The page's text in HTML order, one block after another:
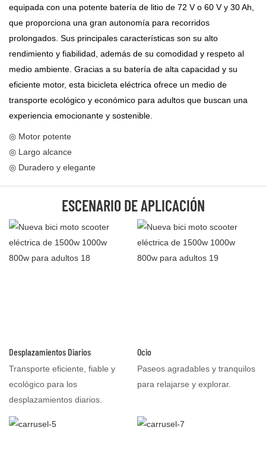
equipada con una potente batería de litio de 72 V o 60 V y 30 Ah,
que proporciona una gran autonomía para recorridos
prolongados. Sus principales características son su alto
rendimiento y fiabilidad, además de su comodidad y respeto al
medio ambiente. Gracias a su batería de alta capacidad y su
eficiente motor, esta bicicleta eléctrica ofrece un medio de
transporte ecológico y económico para adultos que buscan una
experiencia emocionante y sostenible.
◎ Motor potente
◎ Largo alcance
◎ Duradero y elegante
ESCENARIO DE APLICACIÓN
Desplazamientos Diarios
Transporte eficiente, fiable y
ecológico para los
desplazamientos diarios.
Ocio
Paseos agradables y tranquilos
para relajarse y explorar.